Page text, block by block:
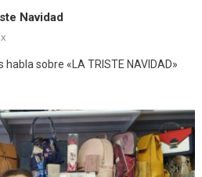
Navidad
sobre «LA TRISTE NAVIDAD»